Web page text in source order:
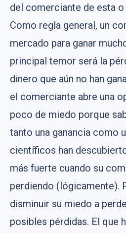
del comerciante de esta o
Como regla general, un
mercado para ganar
principal temor será la
dinero que aún no han
el comerciante abre una
poco de miedo porque
tanto una ganancia como
científicos han
más fuerte cuando su
perdiendo (lógicamente).
disminuir su miedo a
posibles pérdidas. El que